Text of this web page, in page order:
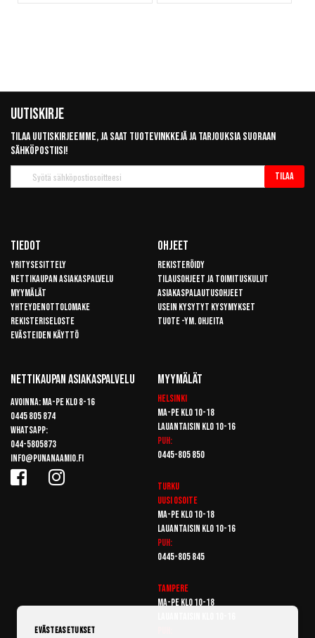
Uutiskirje
Tilaa uutiskirjeemme, ja saat tuotevinkkejä ja tarjouksia suoraan
sähköpostiisi!
uutiskirje
Tilaa
Tiedot
Yritysesittely
Nettikaupan asiakaspalvelu
Myymälät
Yhteydenottolomake
Rekisteriseloste
Evästeiden käyttö
Ohjeet
Rekisteröidy
Tilausohjeet ja toimituskulut
Asiakaspalautusohjeet
Usein kysytyt kysymykset
Tuote -ym. ohjeita
Nettikaupan Asiakaspalvelu
Avoinna: Ma-pe klo 8-16
0445 805 874
Whatsapp:
044-5805873
info@punanaamio.fi
Myymälät
Helsinki
Ma-pe klo 10-18
Lauantaisin klo 10-16
Puh:
0445-805 850
Turku
Uusi osoite
Ma-pe klo 10-18
Lauantaisin klo 10-16
Puh:
0445-805 845
Tampere
Ma-pe klo 10-18
Evästeasetukset